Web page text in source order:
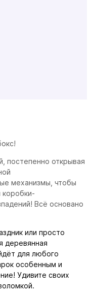
постепенно открывая
механизмы, чтобы
коробки-
Всё основано
или просто
деревянная
для любого
особенным и
Удивите своих